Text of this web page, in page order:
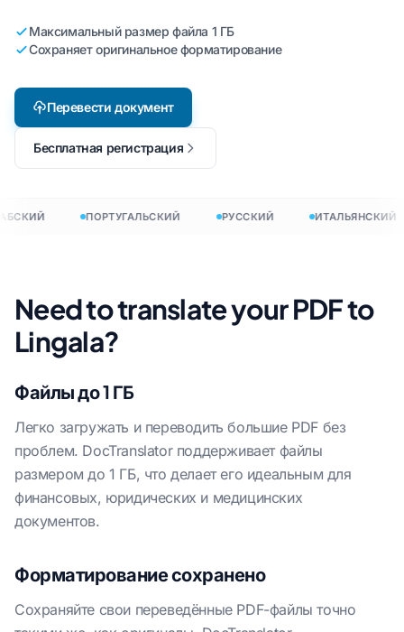
Максимальный размер файла 1 ГБ
Сохраняет оригинальное форматирование
Перевести документ
Бесплатная регистрация
ПОРТУГАЛЬСКИЙ РУССКИЙ ИТАЛЬЯНСКИЙ
Need to translate your PDF to
Lingala?
Файлы до 1 ГБ
Легко загружать и переводить большие PDF без
проблем. DocTranslator поддерживает файлы
размером до 1 ГБ, что делает его идеальным для
финансовых, юридических и медицинских
документов.
Форматирование сохранено
Сохраняйте свои переведённые PDF-файлы точно